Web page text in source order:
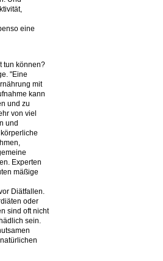
eine
tun können?
"Eine
mit
kann
und zu
von viel
und
Experten
mäßige
Diätfallen.
oder
sind oft nicht
sein.